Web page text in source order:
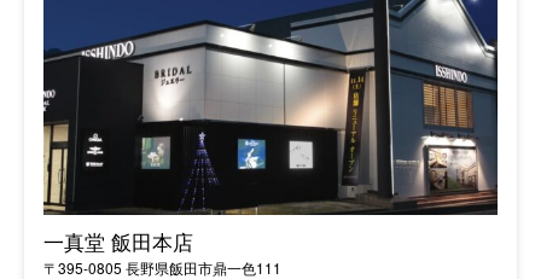
一真堂 飯田本店
〒395-0805 長野県飯田市鼎一色111